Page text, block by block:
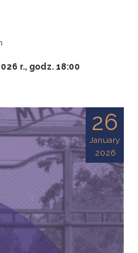
r., godz. 18:00
26
January
2026